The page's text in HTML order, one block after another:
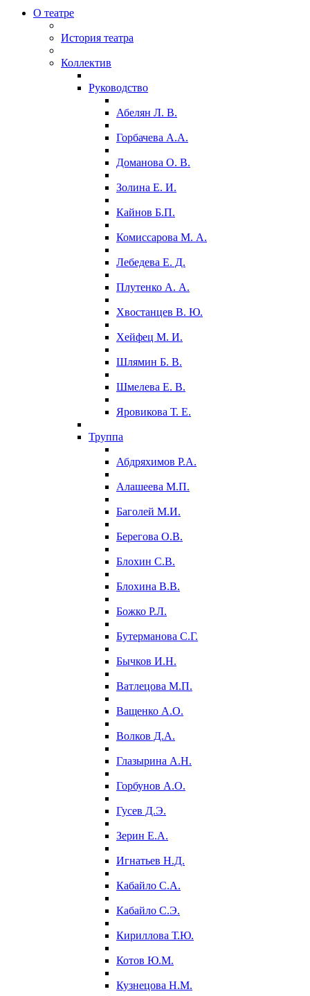
О театре
История театра
Коллектив
Руководство
Абелян Л. В.
Горбачева А.А.
Доманова О. В.
Золина Е. И.
Кайнов Б.П.
Комиссарова М. А.
Лебедева Е. Д.
Плутенко А. А.
Хвостанцев В. Ю.
Хейфец М. И.
Шлямин Б. В.
Шмелева Е. В.
Яровикова Т. Е.
Труппа
Абдряхимов Р.А.
Алашеева М.П.
Баголей М.И.
Берегова О.В.
Блохин С.В.
Блохина В.В.
Божко Р.Л.
Бутерманова С.Г.
Бычков И.Н.
Ватлецова М.П.
Ващенко А.О.
Волков Д.А.
Глазырина А.Н.
Горбунов А.О.
Гусев Д.Э.
Зерин Е.А.
Игнатьев Н.Д.
Кабайло С.А.
Кабайло С.Э.
Кириллова Т.Ю.
Котов Ю.М.
Кузнецова Н.М.